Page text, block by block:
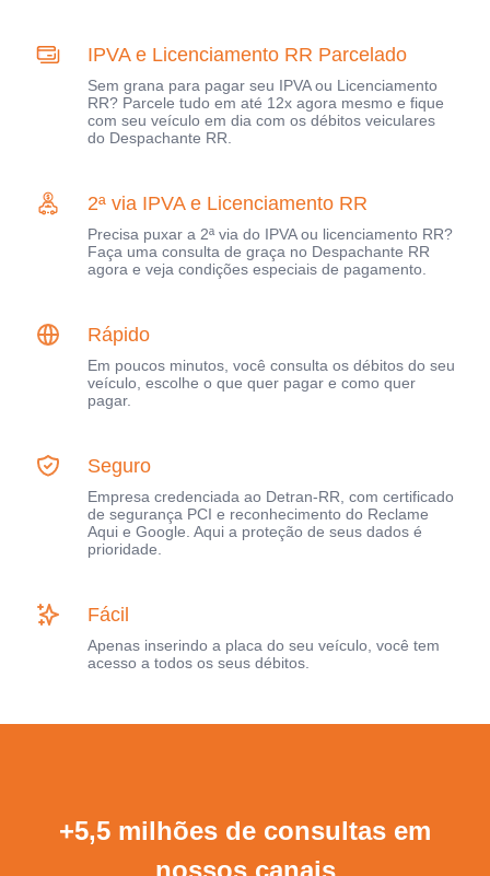
IPVA e Licenciamento RR Parcelado
Sem grana para pagar seu IPVA ou Licenciamento
RR? Parcele tudo em até 12x agora mesmo e fique
com seu veículo em dia com os débitos veiculares
do Despachante RR.
2ª via IPVA e Licenciamento RR
Precisa puxar a 2ª via do IPVA ou licenciamento RR?
Faça uma consulta de graça no Despachante RR
agora e veja condições especiais de pagamento.
Rápido
Em poucos minutos, você consulta os débitos do seu
veículo, escolhe o que quer pagar e como quer
pagar.
Seguro
Empresa credenciada ao Detran-RR, com certificado
de segurança PCI e reconhecimento do Reclame
Aqui e Google. Aqui a proteção de seus dados é
prioridade.
Fácil
Apenas inserindo a placa do seu veículo, você tem
acesso a todos os seus débitos.
+5,5 milhões de consultas em